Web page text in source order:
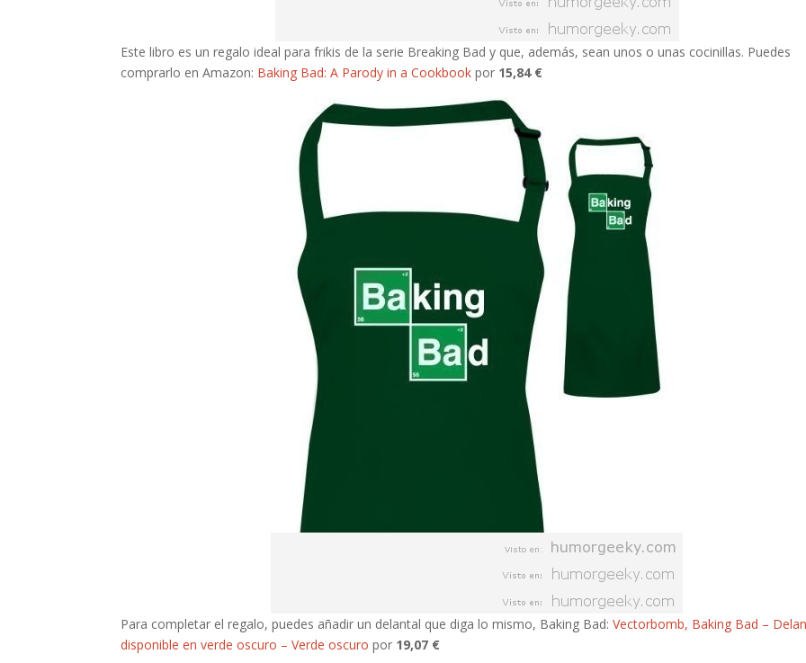
Este libro es un regalo ideal para frikis de la serie Breaking Bad y que, además, sean unos o unas cocinillas. Puedes
comprarlo en Amazon: Baking Bad: A Parody in a Cookbook por 15,84 €
Para completar el regalo, puedes añadir un delantal que diga lo mismo, Baking Bad:Vectorbomb, Baking Bad –
disponible en verde oscuro – Verde oscuro por 19,07 €